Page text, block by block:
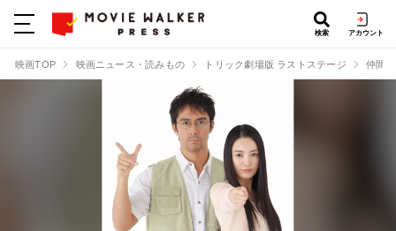
検索 アカウント
映画TOP 映画ニュース・読みもの トリック劇場版 ラストステージ 仲間